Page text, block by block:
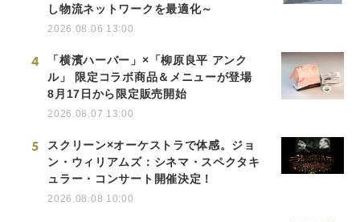
し物流ネットワークを最適化～
2026.08.06 13:00
4
「横濱ハーバー」×「柳原良平 アンク
ル」 限定コラボ商品＆メニューが登場
8月17日から限定販売開始
2026.08.07 13:00
5
スクリーン×オーケストラで体感。ジョ
ン・ウィリアムズ：シネマ・スペクタキ
ュラー・コンサート開催決定！
2026.08.08 10:00